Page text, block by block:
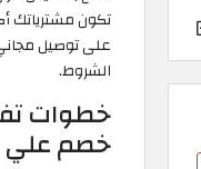
على توصيل
الشروط.
خطوات
خصم